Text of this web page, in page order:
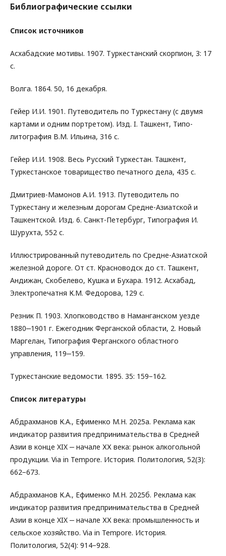
Библиографические ссылки
Список источников
Асхабадские мотивы. 1907. Туркестанский скорпион, 3: 17
с.
Волга. 1864. 50, 16 декабря.
Гейер И.И. 1901. Путеводитель по Туркестану (с двумя
картами и одним портретом). Изд. I. Ташкент, Типо-
литография В.М. Ильина, 316 с.
Гейер И.И. 1908. Весь Русский Туркестан. Ташкент,
Туркестанское товарищество печатного дела, 435 с.
Дмитриев-Мамонов А.И. 1913. Путеводитель по
Туркестану и железным дорогам Средне-Азиатской и
Ташкентской. Изд. 6. Санкт-Петербург, Типография И.
Шурухта, 552 с.
Иллюстрированный путеводитель по Средне-Азиатской
железной дороге. От ст. Красноводск до ст. Ташкент,
Андижан, Скобелево, Кушка и Бухара. 1912. Асхабад,
Электропечатня К.М. Федорова, 129 с.
Резник П. 1903. Хлопководство в Наманганском уезде
1880‒1901 г. Ежегодник Ферганской области, 2. Новый
Маргелан, Типография Ферганского областного
управления, 119‒159.
Туркестанские ведомости. 1895. 35: 159−162.
Список литературы
Абдрахманов К.А., Ефименко М.Н. 2025а. Реклама как
индикатор развития предпринимательства в Средней
Азии в конце XIX ‒ начале ХХ века: рынок алкогольной
продукции. Via in Tempore. История. Политология, 52(3):
662−673.
Абдрахманов К.А., Ефименко М.Н. 2025б. Реклама как
индикатор развития предпринимательства в Средней
Азии в конце XIX ‒ начале ХХ века: промышленность и
сельское хозяйство. Via in Tempore. История.
Политология, 52(4): 914−928.